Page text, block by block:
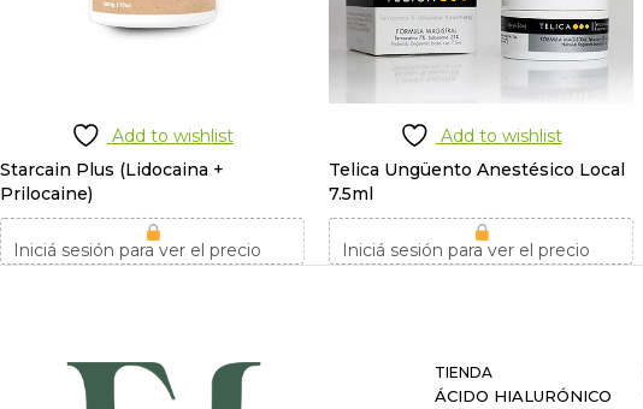
Add to wishlist
Starcain Plus (Lidocaina +
Prilocaine)
Iniciá sesión para ver el precio
Add to wishlist
Telica Ungüento Anestésico Local
7.5ml
Iniciá sesión para ver el precio
TIENDA
ÁCIDO HIALURÓNICO